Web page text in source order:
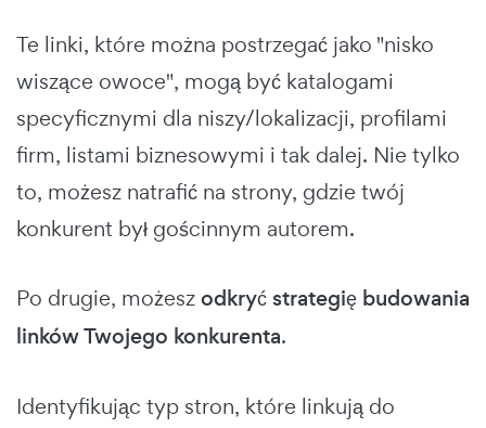
Te linki, które można postrzegać jako "nisko
wiszące owoce", mogą być katalogami
specyficznymi dla niszy/lokalizacji, profilami
firm, listami biznesowymi i tak dalej. Nie tylko
to, możesz natrafić na strony, gdzie twój
konkurent był gościnnym autorem.
Po drugie, możeszodkryć strategię budowania
linków Twojego konkurenta.
Identyfikując typ stron, które linkują do